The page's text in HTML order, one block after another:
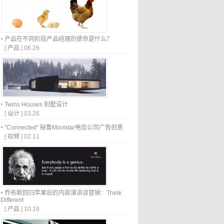
产品在不同阶段产品经理的使命是什么？
[ 产品 ] 06.26
Twins Houses 别墅设计
[ 设计 ] 03.26
“Connected” 秘鲁Movistar电信公司广告创意
[ 视频 ] 02.11
乔布斯回归苹果后的内部演讲谈营销：Think
Different
[ 产品 ] 10.18